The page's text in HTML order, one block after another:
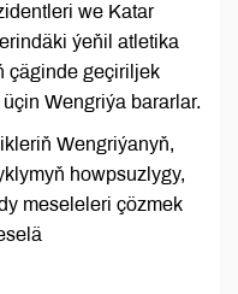
we Katar
ýeňil atletika
çäginde geçiriljek
Wengriýa bararlar.
Wengriýanyň,
howpsuzlygy,
meseleleri çözmek